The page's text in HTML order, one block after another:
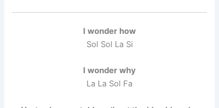
I wonder how
Sol Sol La Si
I wonder why
La La Sol Fa